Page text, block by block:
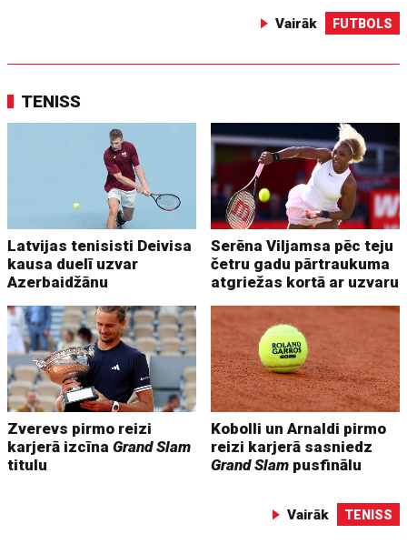
Vairāk FUTBOLS
TENISS
Latvijas tenisisti Deivisa
kausa duelī uzvar
Azerbaidžānu
Serēna Viljamsa pēc teju
četru gadu pārtraukuma
atgriežas kortā ar uzvaru
Zverevs pirmo reizi
karjerā izcīnaGrand Slam
titulu
Kobolli un Arnaldi pirmo
reizi karjerā sasniedz
Grand Slam pusfinālu
Vairāk TENISS